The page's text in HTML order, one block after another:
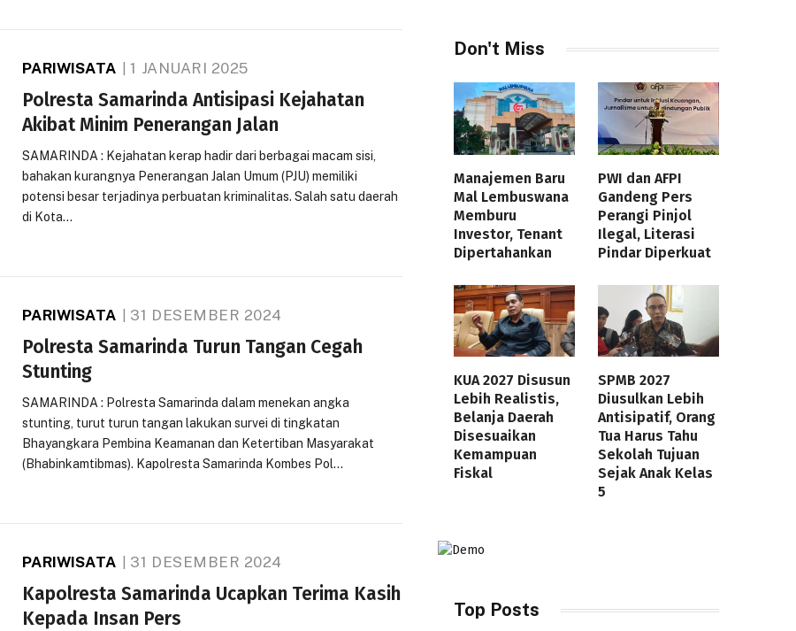
PARIWISATA 1 JANUARI 2025
Polresta Samarinda Antisipasi Kejahatan
Akibat Minim Penerangan Jalan
SAMARINDA : Kejahatan kerap hadir dari berbagai macam sisi,
bahakan kurangnya Penerangan Jalan Umum (PJU) memiliki
potensi besar terjadinya perbuatan kriminalitas. Salah satu daerah
di Kota…
PARIWISATA 31 DESEMBER 2024
Polresta Samarinda Turun Tangan Cegah
Stunting
SAMARINDA : Polresta Samarinda dalam menekan angka
stunting, turut turun tangan lakukan survei di tingkatan
Bhayangkara Pembina Keamanan dan Ketertiban Masyarakat
(Bhabinkamtibmas). Kapolresta Samarinda Kombes Pol…
PARIWISATA 31 DESEMBER 2024
Kapolresta Samarinda Ucapkan Terima Kasih
Kepada Insan Pers
Don't Miss
Manajemen Baru
Mal Lembuswana
Memburu
Investor, Tenant
Dipertahankan
PWI dan AFPI
Gandeng Pers
Perangi Pinjol
Ilegal, Literasi
Pindar Diperkuat
KUA 2027 Disusun
Lebih Realistis,
Belanja Daerah
Disesuaikan
Kemampuan
Fiskal
SPMB 2027
Diusulkan Lebih
Antisipatif, Orang
Tua Harus Tahu
Sekolah Tujuan
Sejak Anak Kelas
5
Top Posts